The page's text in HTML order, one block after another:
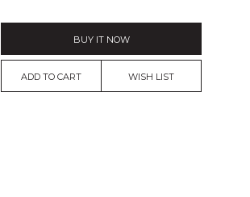
BUY IT NOW
ADD TO CART WISH LIST